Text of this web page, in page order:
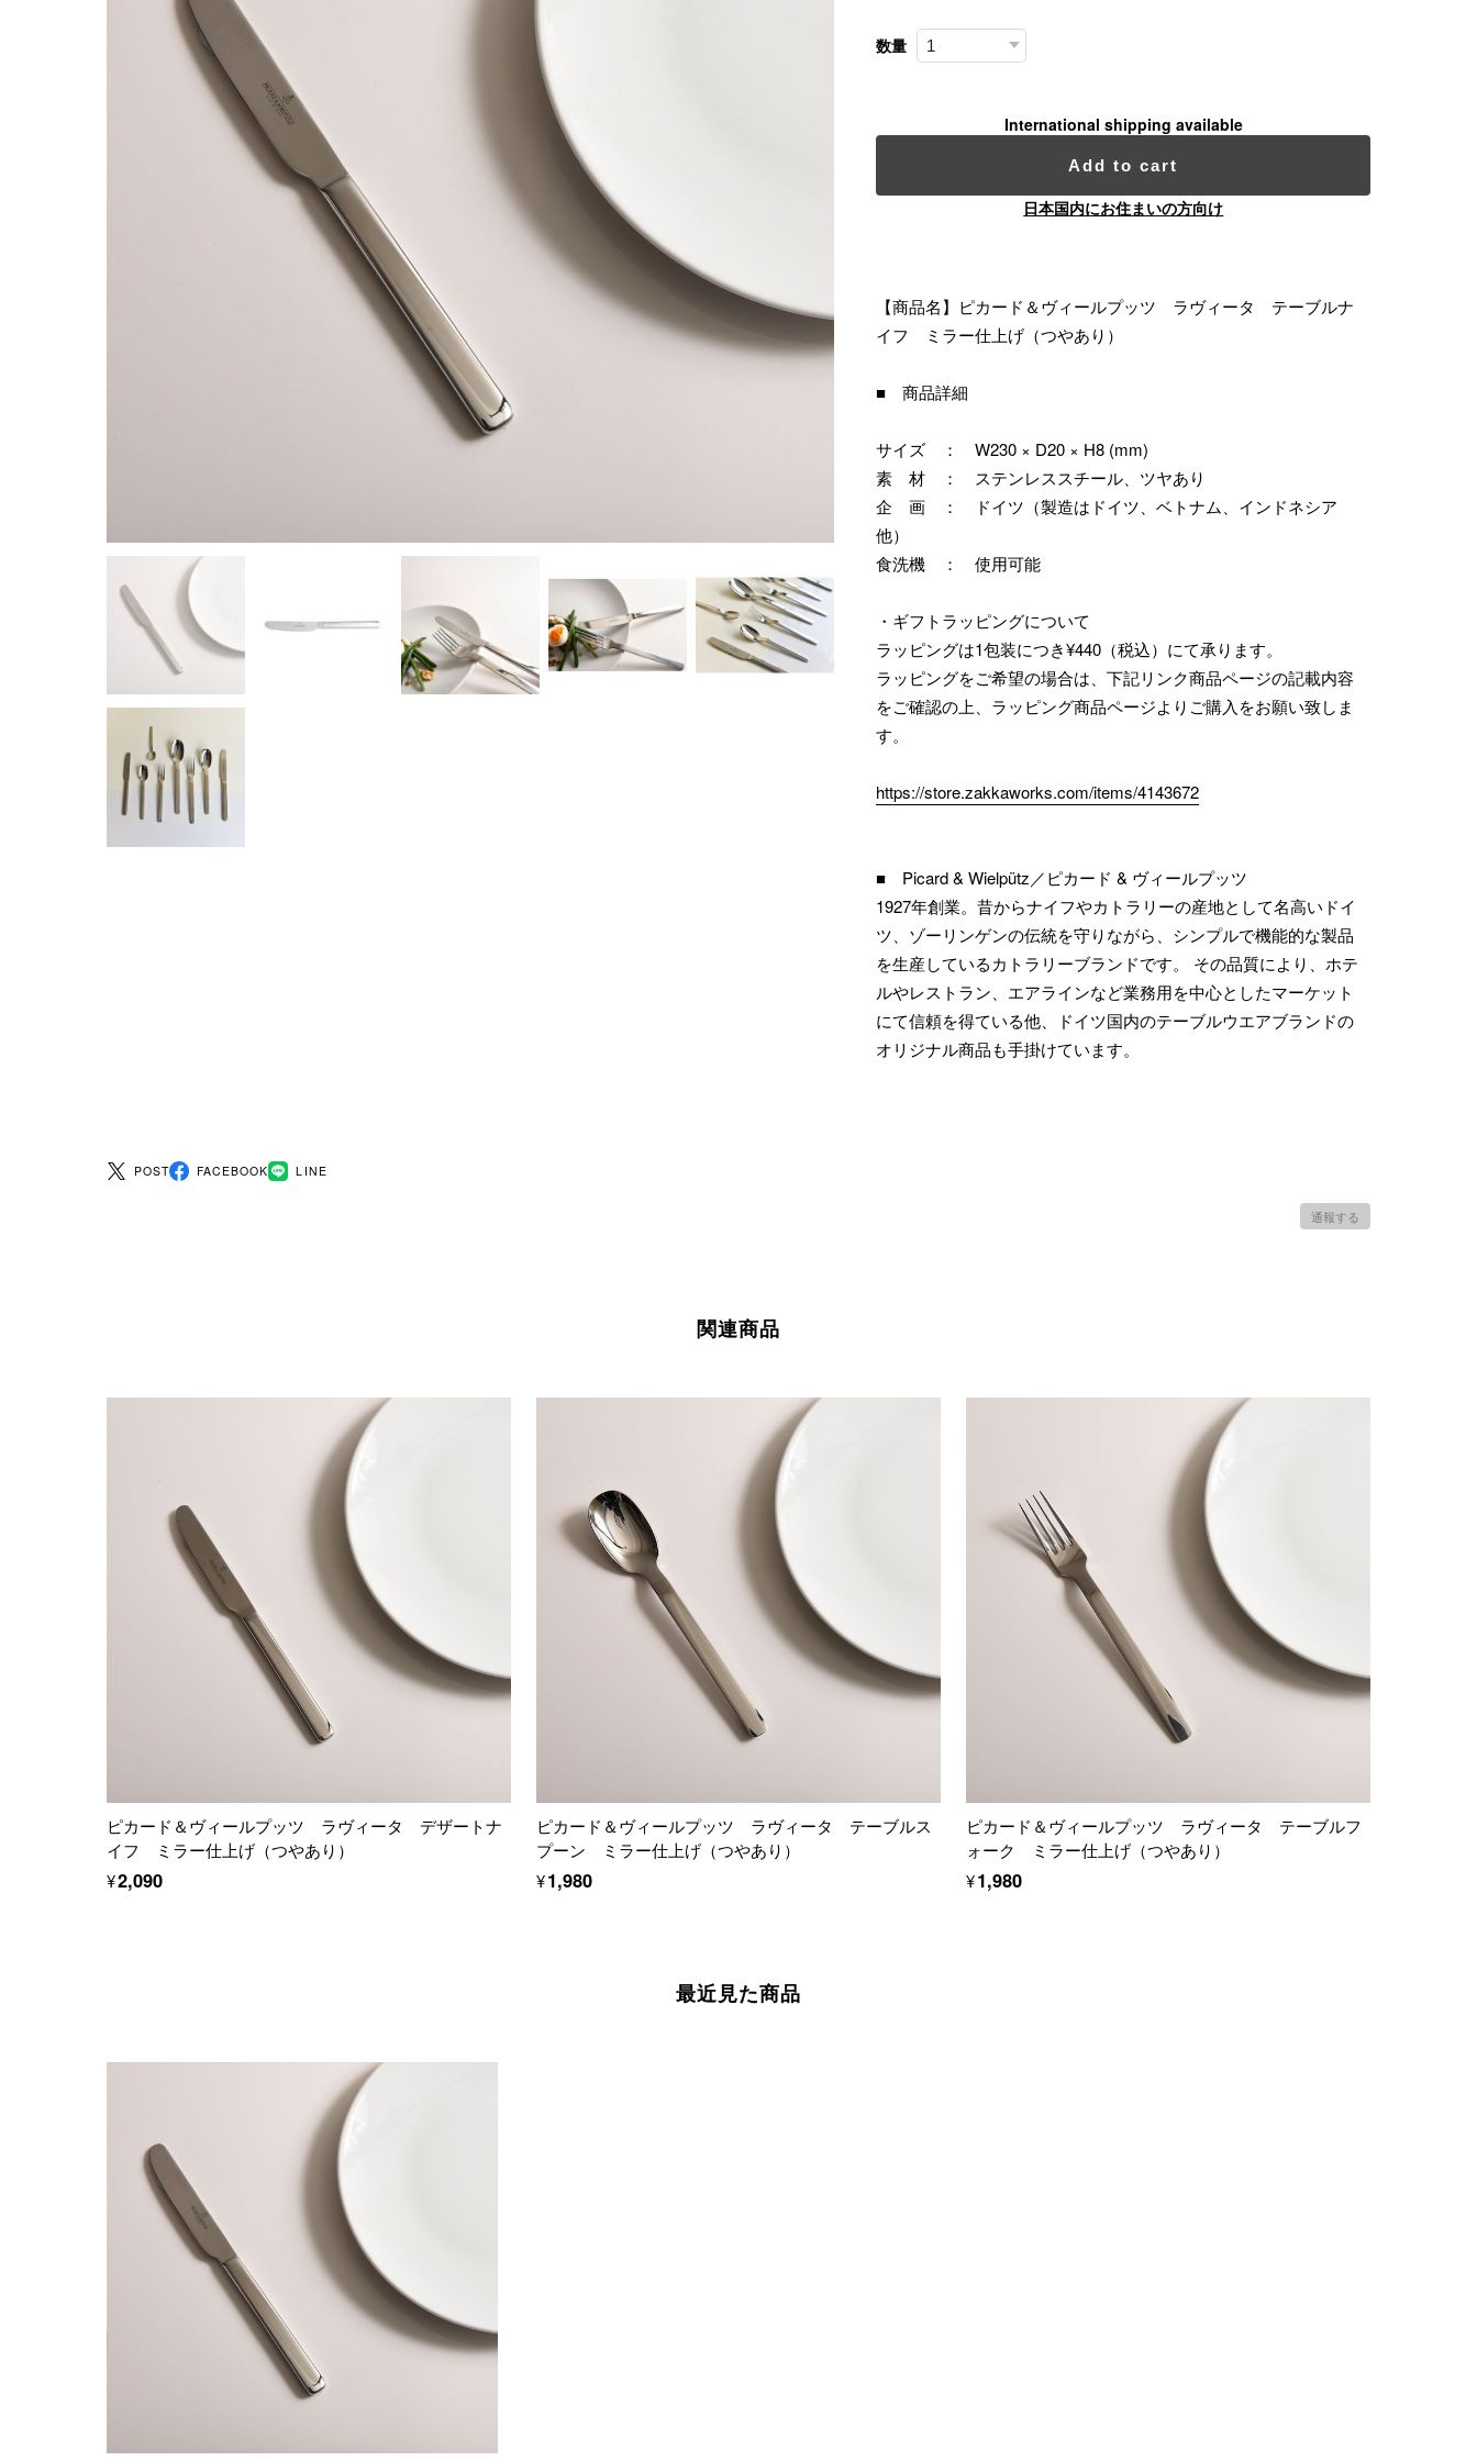
数量
International shipping available
Add to cart
日本国内にお住まいの方向け
【商品名】ピカード＆ヴィールプッツ ラヴィータ テーブルナ
イフ ミラー仕上げ（つやあり）
■ 商品詳細
サイズ ： W230 × D20 × H8 (mm)
素 材 ： ステンレススチール、ツヤあり
企 画 ： ドイツ（製造はドイツ、ベトナム、インドネシア
他）
食洗機 ： 使用可能
・ギフトラッピングについて
ラッピングは1包装につき¥440（税込）にて承ります。
ラッピングをご希望の場合は、下記リンク商品ページの記載内容
をご確認の上、ラッピング商品ページよりご購入をお願い致しま
す。
https://store.zakkaworks.com/items/4143672
■ Picard & Wielpütz／ピカード & ヴィールプッツ
1927年創業。昔からナイフやカトラリーの産地として名高いドイ
ツ、ゾーリンゲンの伝統を守りながら、シンプルで機能的な製品
を生産しているカトラリーブランドです。 その品質により、ホテ
ルやレストラン、エアラインなど業務用を中心としたマーケット
にて信頼を得ている他、ドイツ国内のテーブルウエアブランドの
オリジナル商品も手掛けています。
POST FACEBOOK LINE
通報する
関連商品
ピカード＆ヴィールプッツ ラヴィータ デザートナ
イフ ミラー仕上げ（つやあり）
¥2,090
ピカード＆ヴィールプッツ ラヴィータ テーブルス
プーン ミラー仕上げ（つやあり）
¥1,980
ピカード＆ヴィールプッツ ラヴィータ テーブルフ
ォーク ミラー仕上げ（つやあり）
¥1,980
最近見た商品